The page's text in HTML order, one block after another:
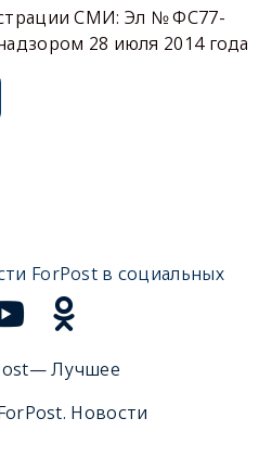
СМИ: Эл № ФС77-
28 июля 2014 года
ForPost в социальных
Лучшее
Новости